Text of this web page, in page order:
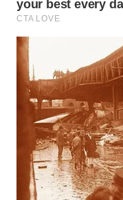
WAHANANEWS
NET
WAHANA
SPORT
WAHANA
UMKM
WAHANA
SELEB